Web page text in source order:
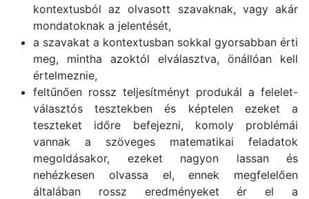
kontextusból az olvasott szavaknak, vagy akár
mondatoknak a jelentését,
a szavakat a kontextusban sokkal gyorsabban érti
meg, mintha azoktól elválasztva, önállóan kell
értelmeznie,
feltűnően rossz teljesítményt produkál a felelet-
választós tesztekben és képtelen ezeket a
teszteket időre befejezni, komoly problémái
vannak a szöveges matematikai feladatok
megoldásakor, ezeket nagyon lassan és
nehézkesen olvassa el, ennek megfelelően
általában rossz eredményeket ér el a